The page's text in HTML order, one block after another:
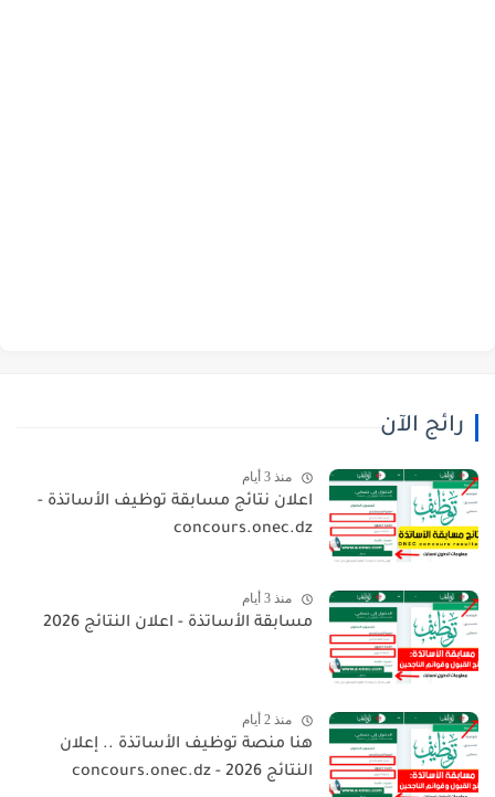
رائج الآن
منذ 3 أيام
اعلان نتائج مسابقة توظيف الأساتذة -
concours.onec.dz
منذ 3 أيام
مسابقة الأساتذة - اعلان النتائج 2026
منذ 2 أيام
هنا منصة توظيف الأساتذة .. إعلان
النتائج 2026 - concours.onec.dz